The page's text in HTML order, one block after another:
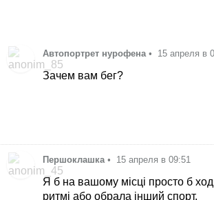
Автопортрет нурофена • 15 апреля в
Зачем вам бег?
Першоклашка • 15 апреля в 09:51
Я б на вашому місці просто б
ритмі або обрала інший спорт.